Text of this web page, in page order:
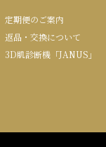
定期便のご案内
返品・交換について
3D肌診断機「JANUS」